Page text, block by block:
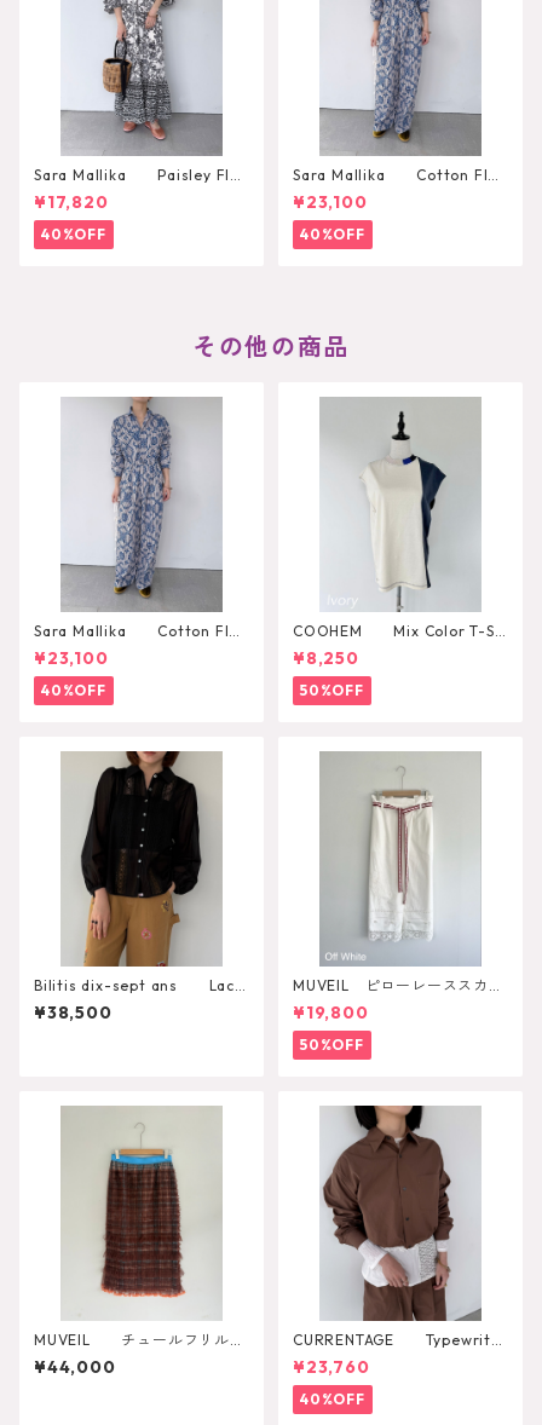
Sara Mallika Paisley Flo
wer Print Dress
¥17,820
40%OFF
Sara Mallika Cotton Flo
wer Signal Print All In One
¥23,100
40%OFF
その他の商品
Sara Mallika Cotton Flo
wer Signal Print All In One
¥23,100
40%OFF
COOHEM Mix Color T-SH
IRT
¥8,250
50%OFF
Bilitis dix-sept ans Lace
+Tuck Blouse 2911-959
¥38,500
MUVEIL ピローレーススカー
ト
¥19,800
50%OFF
MUVEIL チュールフリルス
カート MA262FS002
¥44,000
CURRENTAGE Typewriter
Shirt Blouson
¥23,760
40%OFF